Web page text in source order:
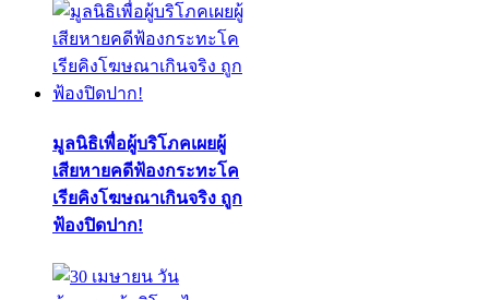
มูลนิธิเพื่อผู้บริโภคเผยผู้
เสียหายคดีฟ้องกระทะโค
เรียคิงโฆษณาเกินจริง ถูก
ฟ้องปิดปาก!